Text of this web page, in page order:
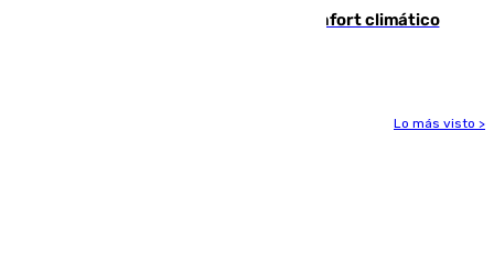
Málaga contabiliza 148 zonas de confort climático
Lo más visto >